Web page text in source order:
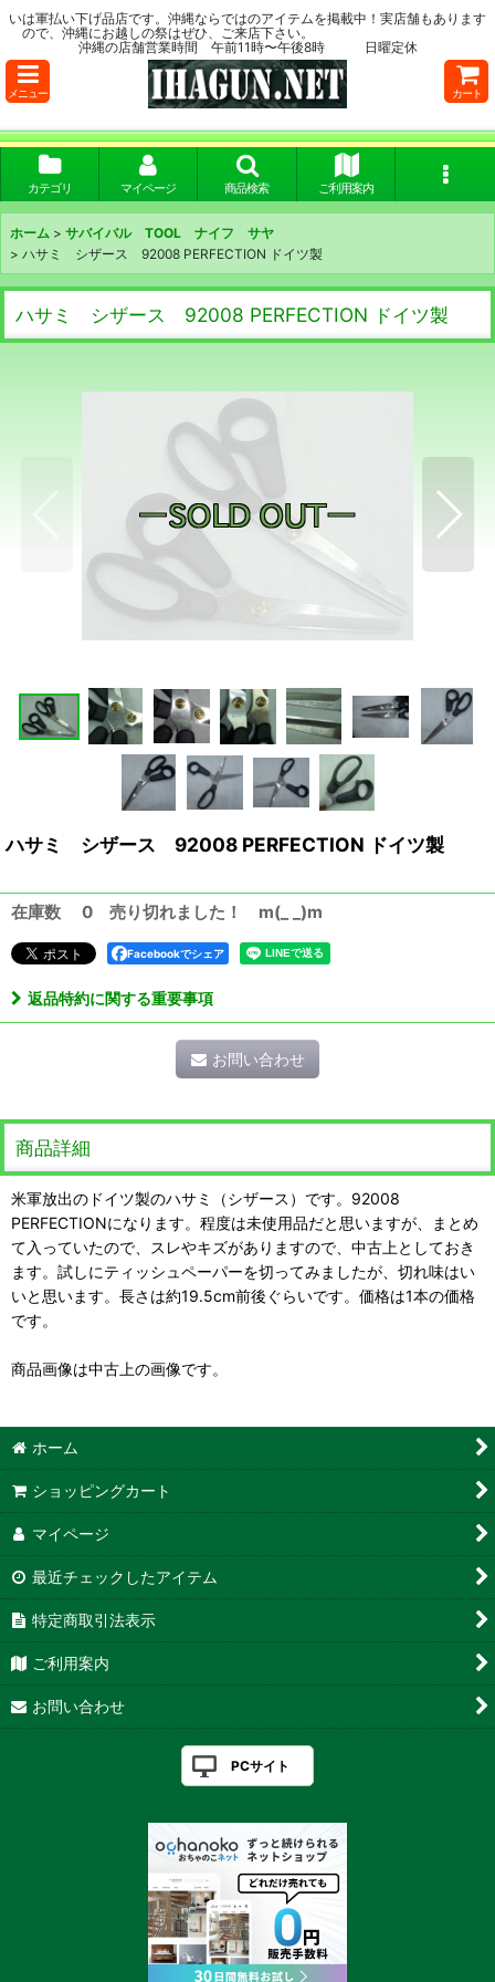
いは軍払い下げ品店です。沖縄ならではのアイテムを掲載中！実店舗もあります
ので、沖縄にお越しの祭はぜひ、ご来店下さい。
沖縄の店舗営業時間 午前11時〜午後8時 日曜定休
メニュー カート
カテゴリ マイページ 商品検索 ご利用案内
ホーム > サバイバル TOOL ナイフ サヤ
> ハサミ シザース 92008 PERFECTION ドイツ製
ハサミ シザース 92008 PERFECTION ドイツ製
ハサミ シザース 92008 PERFECTION ドイツ製
在庫数 0 売り切れました！ m(_ _)m
Facebookでシェア
返品特約に関する重要事項
お問い合わせ
商品詳細
米軍放出のドイツ製のハサミ（シザース）です。92008
PERFECTIONになります。程度は未使用品だと思いますが、まとめ
て入っていたので、スレやキズがありますので、中古上としておき
ます。試しにティッシュペーパーを切ってみましたが、切れ味はい
いと思います。長さは約19.5cm前後ぐらいです。価格は1本の価格
です。
商品画像は中古上の画像です。
ホーム
ショッピングカート
マイページ
最近チェックしたアイテム
特定商取引法表示
ご利用案内
お問い合わせ
PCサイト